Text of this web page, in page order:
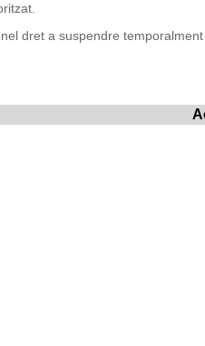
dret a suspendre